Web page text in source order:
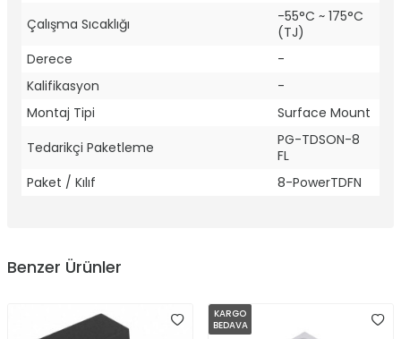
Çalışma Sıcaklığı
-55°C ~ 175°C
(TJ)
Derece
-
Kalifikasyon
-
Montaj Tipi
Surface Mount
Tedarikçi Paketleme
PG-TDSON-8
FL
Paket / Kılıf
8-PowerTDFN
Benzer Ürünler
KARGO
BEDAVA